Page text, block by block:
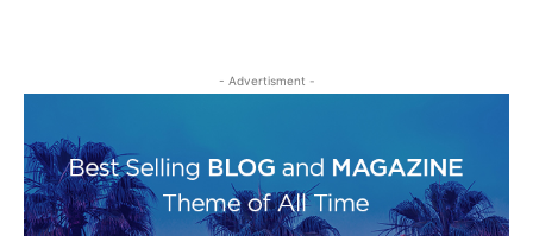
- Advertisment -